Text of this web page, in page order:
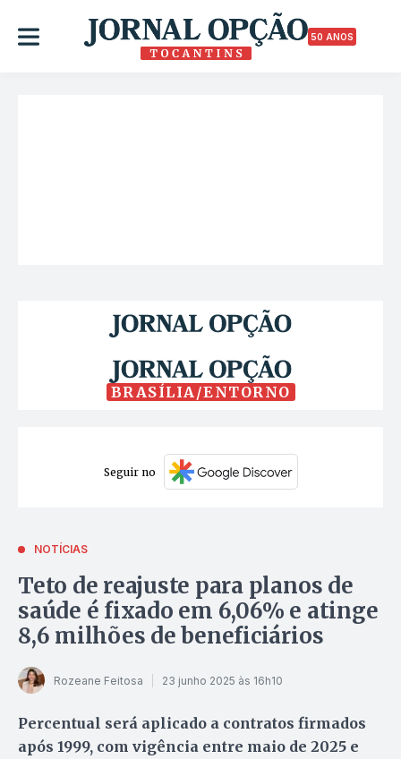
50 ANOS
BRASÍLIA/ENTORNO
Seguir no
NOTÍCIAS
Teto de reajuste para planos de
saúde é fixado em 6,06% e atinge
8,6 milhões de beneficiários
Rozeane Feitosa 23 junho 2025 às 16h10
Percentual será aplicado a contratos firmados
após 1999, com vigência entre maio de 2025 e